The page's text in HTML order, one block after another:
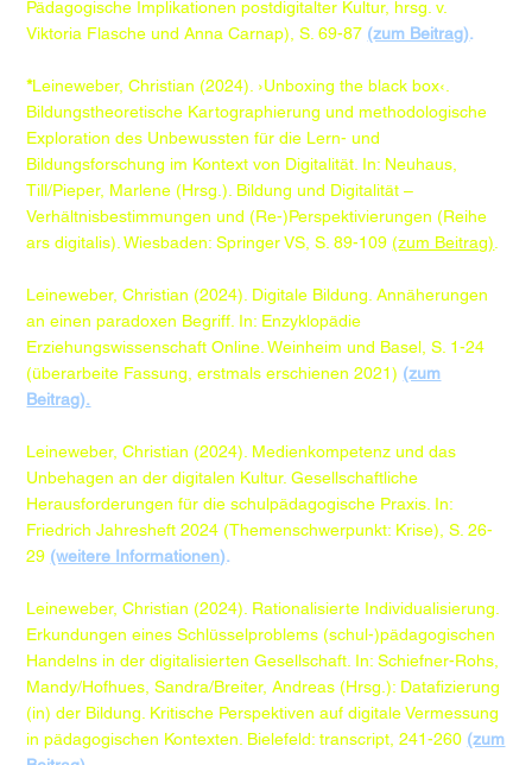
Pädagogische Implikationen postdigitalter Kultur, hrsg. v.
Viktoria Flasche und Anna Carnap), S. 69-87 ​(zum Beitrag).
*Leineweber, Christian (2024). ›Unboxing the black box‹.
Bildungstheoretische Kartographierung und methodologische
Exploration des Unbewussten für die Lern- und
Bildungsforschung im Kontext von Digitalität. In: Neuhaus,
Till/Pieper, Marlene (Hrsg.). Bildung und Digitalität –
Verhältnisbestimmungen und (Re-)Perspektivierungen (Reihe
ars digitalis). Wiesbaden: Springer VS, S. 89-109 (zum Beitrag)
Leineweber, Christian (2024). Digitale Bildung. Annäherungen
an einen paradoxen Begriff. In: Enzyklopädie
Erziehungswissenschaft Online. Weinheim und Basel, S. 1-24
(überarbeite Fassung, erstmals erschienen 2021) (zum
Beitrag).
​Leineweber, Christian (2024). Medienkompetenz und das
Unbehagen an der digitalen Kultur. Gesellschaftliche
Herausforderungen für die schulpädagogische Praxis. In:
Friedrich Jahresheft 2024 (Themenschwerpunkt: Krise), S. 26-
29 (weitere Informationen).
​Leineweber, Christian (2024). Rationalisierte Individualisierung.
Erkundungen eines Schlüsselproblems (schul-)pädagogischen
Handelns in der digitalisierten Gesellschaft. In: Schiefner-Rohs,
Mandy/Hofhues, Sandra/Breiter, Andreas (Hrsg.): Datafizierung
(in) der Bildung. Kritische Perspektiven auf digitale Vermessung
in pädagogischen Kontexten. Bielefeld: transcript, 241-260 (zum